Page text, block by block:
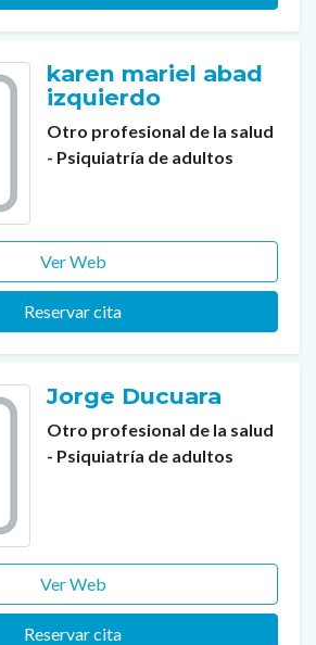
karen mariel abad
izquierdo
Otro profesional de la salud
- Psiquiatría de adultos
Ver Web
Reservar cita
Jorge Ducuara
Otro profesional de la salud
- Psiquiatría de adultos
Ver Web
Reservar cita